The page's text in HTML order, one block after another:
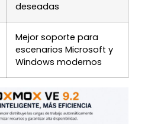
deseadas
Mejor soporte para
escenarios Microsoft y
Windows modernos